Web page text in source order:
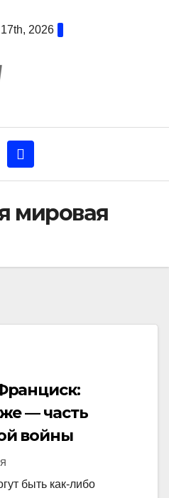
2026
мировая
— часть
войны
быть как-либо